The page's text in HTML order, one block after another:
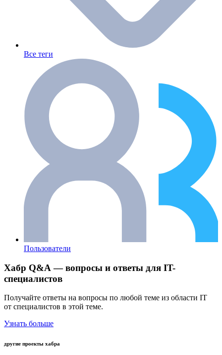
Все теги
Пользователи
Хабр Q&A — вопросы и ответы для IT-
специалистов
Получайте ответы на вопросы по любой теме из области IT
от специалистов в этой теме.
Узнать больше
другие проекты хабра